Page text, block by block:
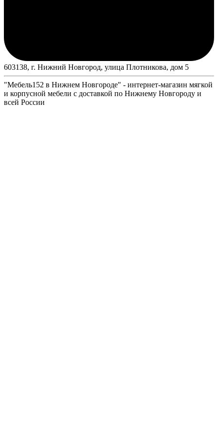
603138, г. Нижний Новгород, улица Плотникова, дом 5
"Мебель152 в Нижнем Новгороде" - интернет-магазин мягкой
и корпусной мебели с доставкой по Нижнему Новгороду и
всей России